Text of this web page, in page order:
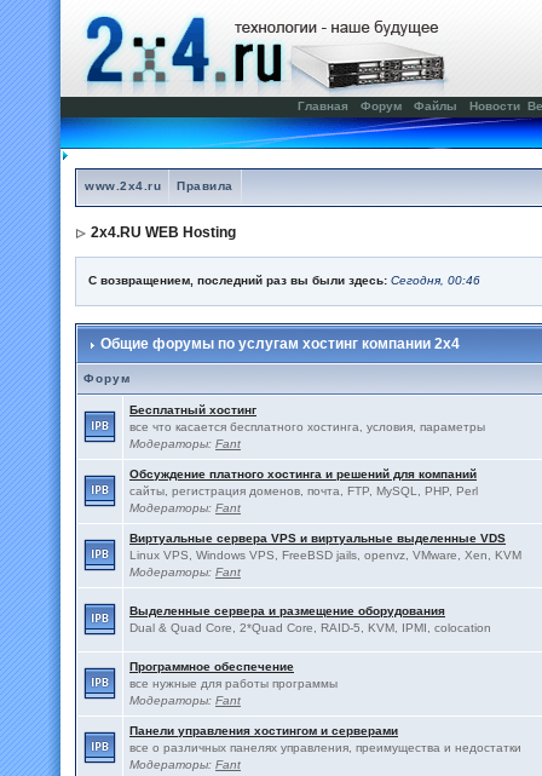
Главная Форум Файлы Новости
www.2x4.ru Правила
2x4.RU WEB Hosting
С возвращением, последний раз вы были здесь: Сегодня, 00:46
Общие форумы по услугам хостинг компании 2x4
Форум
Бесплатный хостинг
все что касается бесплатного хостинга, условия, параметры
Модераторы: Fant
Обсуждение платного хостинга и решений для компаний
сайты, регистрация доменов, почта, FTP, MySQL, PHP, Perl
Модераторы: Fant
Виртуальные сервера VPS и виртуальные выделенные VDS
Linux VPS, Windows VPS, FreeBSD jails, openvz, VMware, Xen, KVM
Модераторы: Fant
Выделенные сервера и размещение оборудования
Dual & Quad Core, 2*Quad Core, RAID-5, KVM, IPMI, colocation
Программное обеспечение
все нужные для работы программы
Модераторы: Fant
Панели управления хостингом и серверами
все о различных панелях управления, преимущества и недостатки
Модераторы: Fant